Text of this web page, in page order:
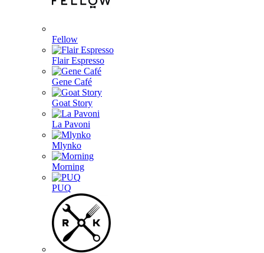
Fellow
Flair Espresso
Gene Café
Goat Story
La Pavoni
Mlynko
Morning
PUQ